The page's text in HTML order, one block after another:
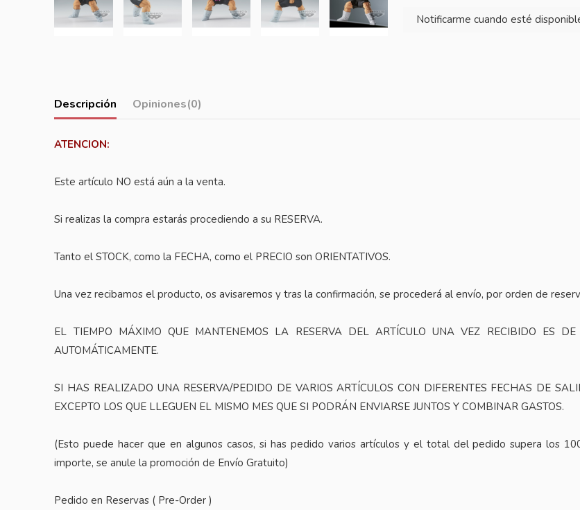
Descripción Opiniones(0)
ATENCION:
Este artículo NO está aún a la venta.
Si realizas la compra estarás procediendo a su RESERVA.
Tanto el STOCK, como la FECHA, como el PRECIO son ORIENTATIVOS.
Una vez recibamos el producto, os avisaremos y tras la confirmación, se procederá al envío, por orden de
EL TIEMPO MÁXIMO QUE MANTENEMOS LA RESERVA DEL ARTÍCULO UNA VEZ RECIBIDO ES
AUTOMÁTICAMENTE.
SI HAS REALIZADO UNA RESERVA/PEDIDO DE VARIOS ARTÍCULOS CON DIFERENTES FECHAS DE
EXCEPTO LOS QUE LLEGUEN EL MISMO MES QUE SI PODRÁN ENVIARSE JUNTOS Y COMBINAR GASTOS.
(Esto puede hacer que en algunos casos, si has pedido varios artículos y el total del pedido supera los
importe, se anule la promoción de Envío Gratuito)
Pedido en Reservas ( Pre-Order )